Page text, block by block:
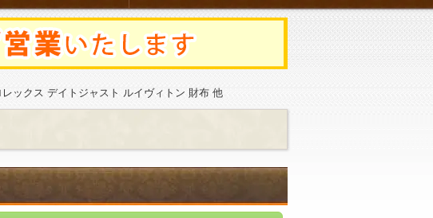
ックス デイトジャスト ルイヴィトン 財布 他